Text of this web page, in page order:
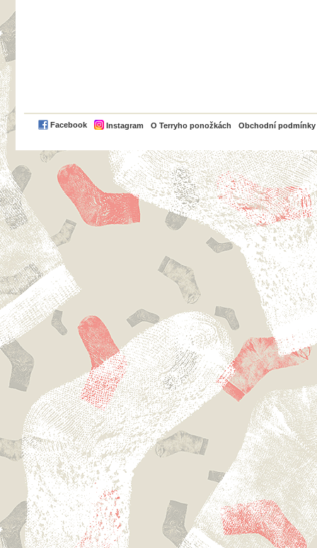
Facebook Instagram O Terryho ponožkách Obchodní podmínky
PayPal